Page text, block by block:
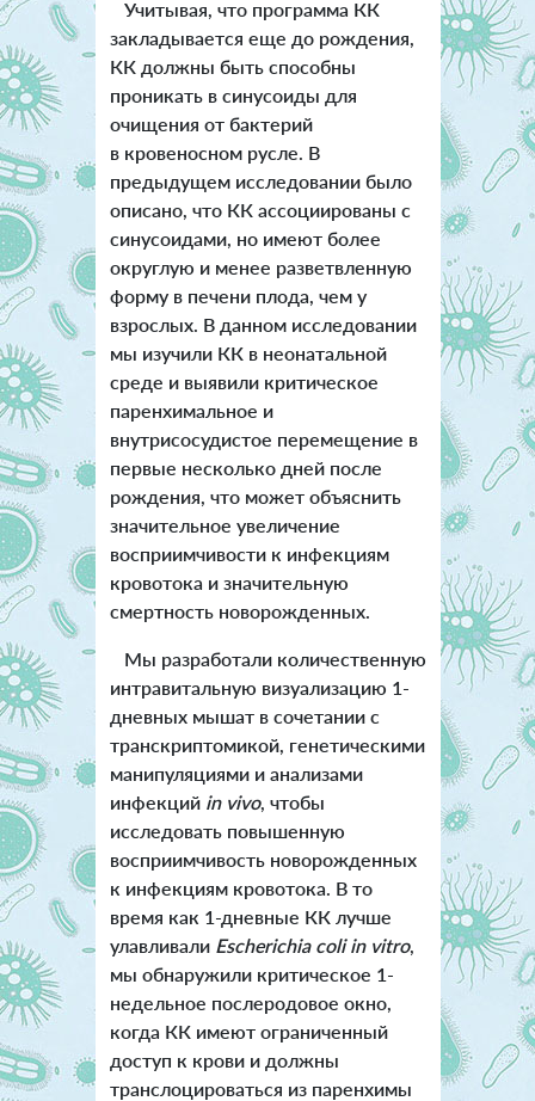
Учитывая, что программа КК
закладывается еще до рождения,
КК должны быть способны
проникать в синусоиды для
очищения от бактерий
в кровеносном русле. В
предыдущем исследовании было
описано, что КК ассоциированы с
синусоидами, но имеют более
округлую и менее разветвленную
форму в печени плода, чем у
взрослых. В данном исследовании
мы изучили КК в неонатальной
среде и выявили критическое
паренхимальное и
внутрисосудистое перемещение в
первые несколько дней после
рождения, что может объяснить
значительное увеличение
восприимчивости к инфекциям
кровотока и значительную
смертность новорожденных.
Мы разработали количественную
интравитальную визуализацию 1-
дневных мышат в сочетании с
транскриптомикой, генетическими
манипуляциями и анализами
инфекций in vivo, чтобы
исследовать повышенную
восприимчивость новорожденных
к инфекциям кровотока. В то
время как 1-дневные КК лучше
улавливали Escherichia coli in vitro,
мы обнаружили критическое 1-
недельное послеродовое окно,
когда КК имеют ограниченный
доступ к крови и должны
транслоцироваться из паренхимы